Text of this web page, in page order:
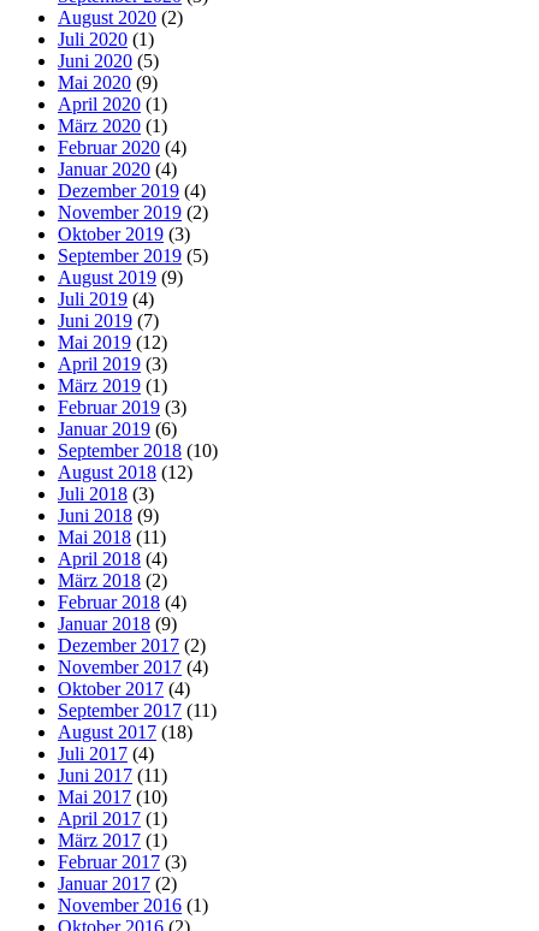
August 2020 (2)
Juli 2020 (1)
Juni 2020 (5)
Mai 2020 (9)
April 2020 (1)
März 2020 (1)
Februar 2020 (4)
Januar 2020 (4)
Dezember 2019 (4)
November 2019 (2)
Oktober 2019 (3)
September 2019 (5)
August 2019 (9)
Juli 2019 (4)
Juni 2019 (7)
Mai 2019 (12)
April 2019 (3)
März 2019 (1)
Februar 2019 (3)
Januar 2019 (6)
September 2018 (10)
August 2018 (12)
Juli 2018 (3)
Juni 2018 (9)
Mai 2018 (11)
April 2018 (4)
März 2018 (2)
Februar 2018 (4)
Januar 2018 (9)
Dezember 2017 (2)
November 2017 (4)
Oktober 2017 (4)
September 2017 (11)
August 2017 (18)
Juli 2017 (4)
Juni 2017 (11)
Mai 2017 (10)
April 2017 (1)
März 2017 (1)
Februar 2017 (3)
Januar 2017 (2)
November 2016 (1)
Oktober 2016 (2)